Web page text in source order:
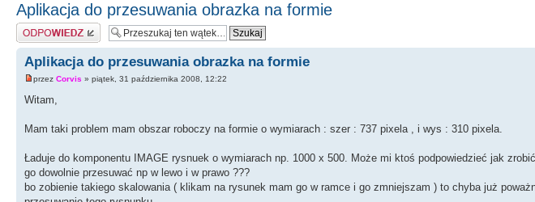
Aplikacja do przesuwania obrazka na formie
Odpowiedz
Aplikacja do przesuwania obrazka na formie
przez Corvis » piątek, 31 października 2008, 12:22
Witam,
Mam taki problem mam obszar roboczy na formie o wymiarach : szer : 737 pixela , i wys : 310 pixela.
Ładuje do komponentu IMAGE rysnuek o wymiarach np. 1000 x 500. Może mi ktoś podpowiedzieć jak
go dowolnie przesuwać np w lewo i w prawo ???
bo zobienie takiego skalowania ( klikam na rysunek mam go w ramce i go zmniejszam ) to chyba już